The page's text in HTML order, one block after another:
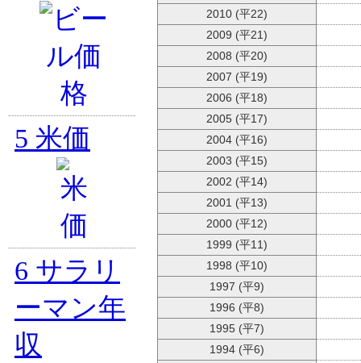
2010 (平22)
2009 (平21)
2008 (平20)
2007 (平19)
2006 (平18)
2005 (平17)
2004 (平16)
2003 (平15)
2002 (平14)
2001 (平13)
2000 (平12)
1999 (平11)
1998 (平10)
1997 (平9)
1996 (平8)
1995 (平7)
1994 (平6)
5 米価
6 サラリ
ーマン年
収